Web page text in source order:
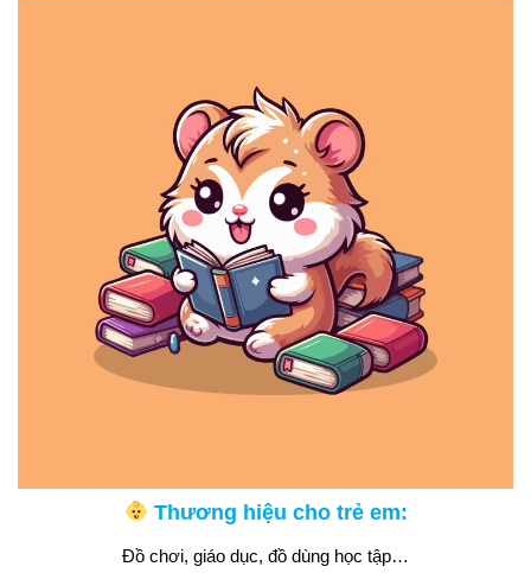
Thương hiệu cho trẻ em:
Đồ chơi, giáo dục, đồ dùng học tập…